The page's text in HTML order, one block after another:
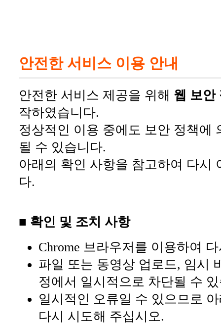
안전한 서비스 이용 안내
안전한 서비스 제공을 위해 웹 보안
작하였습니다.
정상적인 이용 중에도 보안 정책에
될 수 있습니다.
아래의 확인 사항을 참고하여 다시
다.
■ 확인 및 조치 사항
Chrome 브라우저를 이용하여
파일 또는 동영상 업로드, 임시
정에서 일시적으로 차단될 수
일시적인 오류일 수 있으므로
다시 시도해 주십시오.